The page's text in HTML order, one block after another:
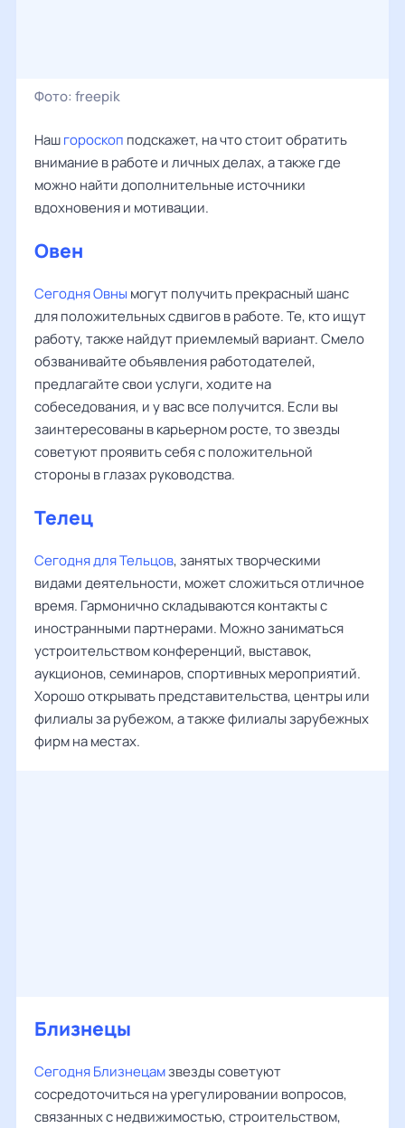
Фото: freepik
Нашгороскоп подскажет, на что стоит обратить
внимание в работе и личных делах, а также где
можно найти дополнительные источники
вдохновения и мотивации.
Овен
Сегодня Овны могут получить прекрасный шанс
для положительных сдвигов в работе. Те, кто ищут
работу, также найдут приемлемый вариант. Смело
обзванивайте объявления работодателей,
предлагайте свои услуги, ходите на
собеседования, и у вас все получится. Если вы
заинтересованы в карьерном росте, то звезды
советуют проявить себя с положительной
стороны в глазах руководства.
Телец
Сегодня для Тельцов, занятых творческими
видами деятельности, может сложиться отличное
время. Гармонично складываются контакты с
иностранными партнерами. Можно заниматься
устроительством конференций, выставок,
аукционов, семинаров, спортивных мероприятий.
Хорошо открывать представительства, центры или
филиалы за рубежом, а также филиалы зарубежных
фирм на местах.
Близнецы
Сегодня Близнецамзвезды советуют
сосредоточиться на урегулировании вопросов,
связанных с недвижимостью, строительством,